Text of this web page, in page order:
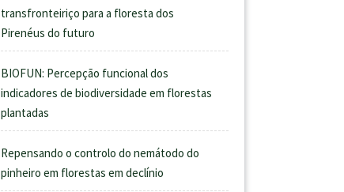
transfronteiriço para a floresta dos
Pirenéus do futuro
BIOFUN: Percepção funcional dos
indicadores de biodiversidade em florestas
plantadas
Repensando o controlo do nemátodo do
pinheiro em florestas em declínio